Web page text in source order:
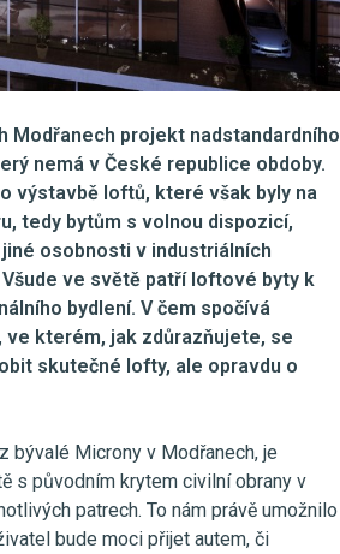
Modřanech projekt nadstandardního
nemá v České republice obdoby.
výstavbě loftů, které však byly na
tedy bytům s volnou dispozicí,
osobnosti v industriálních
ve světě patří loftové byty k
bydlení. V čem spočívá
kterém, jak zdůrazňujete, se
skutečné lofty, ale opravdu o
bývalé Microny v Modřanech, je
s původním krytem civilní obrany v
patrech. To nám právě umožnilo
bude moci přijet autem, či